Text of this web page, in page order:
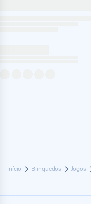
Início Brinquedos Jogos